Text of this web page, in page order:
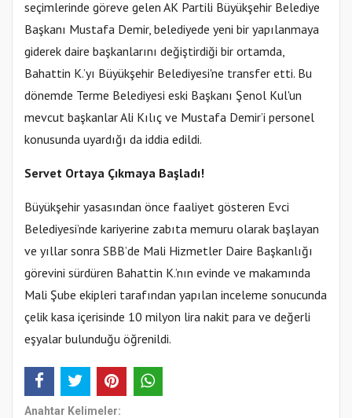
seçimlerinde göreve gelen AK Partili Büyükşehir Belediye
Başkanı Mustafa Demir, belediyede yeni bir yapılanmaya
giderek daire başkanlarını değiştirdiği bir ortamda,
Bahattin K.’yı Büyükşehir Belediyesi'ne transfer etti. Bu
dönemde Terme Belediyesi eski Başkanı Şenol Kul'un
mevcut başkanlar Ali Kılıç ve Mustafa Demir’i personel
konusunda uyardığı da iddia edildi.
Servet Ortaya Çıkmaya Başladı!
Büyükşehir yasasından önce faaliyet gösteren Evci
Belediyesi’nde kariyerine zabıta memuru olarak başlayan
ve yıllar sonra SBB’de Mali Hizmetler Daire Başkanlığı
görevini sürdüren Bahattin K.’nın evinde ve makamında
Mali Şube ekipleri tarafından yapılan inceleme sonucunda
çelik kasa içerisinde 10 milyon lira nakit para ve değerli
eşyalar bulunduğu öğrenildi.
Anahtar Kelimeler: